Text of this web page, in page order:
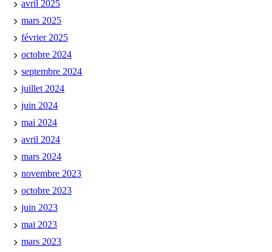
avril 2025
mars 2025
février 2025
octobre 2024
septembre 2024
juillet 2024
juin 2024
mai 2024
avril 2024
mars 2024
novembre 2023
octobre 2023
juin 2023
mai 2023
mars 2023